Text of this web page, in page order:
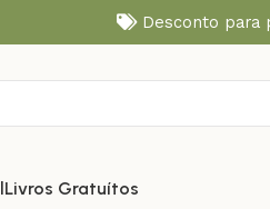
Desconto para
Livros Gratuítos